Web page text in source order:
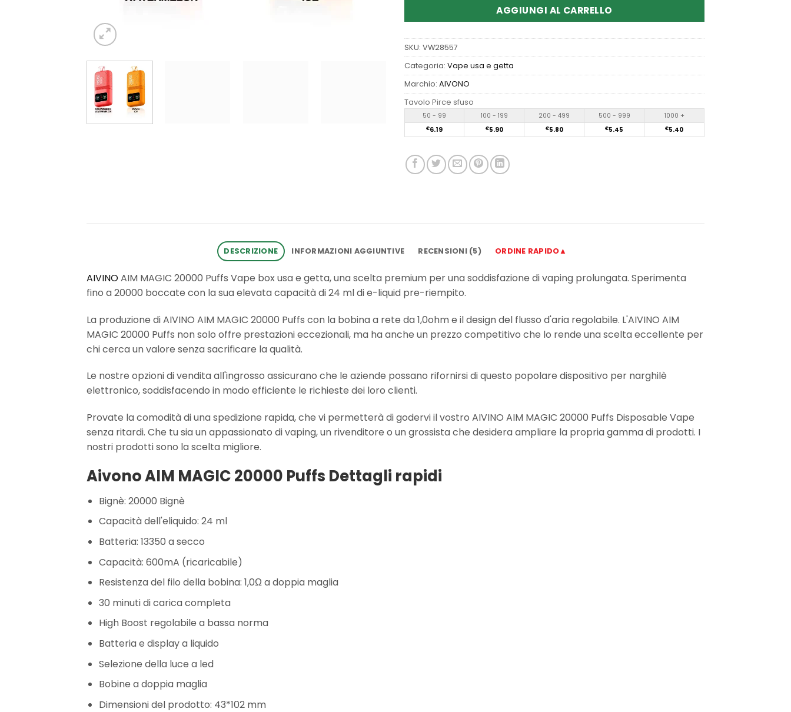
AGGIUNGI AL CARRELLO
SKU: VW28557
Categoria: Vape usa e getta
Marchio: AIVONO
Tavolo Pirce sfuso
50 - 99 100 - 199 200 - 499 500 - 999 1000 +
€6.19 €5.90 €5.80 €5.45 €5.40
DESCRIZIONE INFORMAZIONI AGGIUNTIVE RECENSIONI (5) ORDINE RAPIDO▲
AIVINOAIM MAGIC 20000 Puffs Vape box usa e getta, una scelta premium per una soddisfazione di vaping prolungata. Sperimenta
fino a 20000 boccate con la sua elevata capacità di 24 ml di e-liquid pre-riempito.
La produzione di AIVINO AIM MAGIC 20000 Puffs con la bobina a rete da 1,0ohm e il design del flusso d'aria regolabile. L'AIVINO AIM
MAGIC 20000 Puffs non solo offre prestazioni eccezionali, ma ha anche un prezzo competitivo che lo rende una scelta eccellente per
chi cerca un valore senza sacrificare la qualità.
Le nostre opzioni di vendita all'ingrosso assicurano che le aziende possano rifornirsi di questo popolare dispositivo per narghilè
elettronico, soddisfacendo in modo efficiente le richieste dei loro clienti.
Provate la comodità di una spedizione rapida, che vi permetterà di godervi il vostro AIVINO AIM MAGIC 20000 Puffs Disposable Vape
senza ritardi. Che tu sia un appassionato di vaping, un rivenditore o un grossista che desidera ampliare la propria gamma di prodotti. I
nostri prodotti sono la scelta migliore.
Aivono AIM MAGIC 20000 Puffs Dettagli rapidi
Bignè: 20000 Bignè
Capacità dell'eliquido: 24 ml
Batteria: 13350 a secco
Capacità: 600mA (ricaricabile)
Resistenza del filo della bobina: 1,0Ω a doppia maglia
30 minuti di carica completa
High Boost regolabile a bassa norma
Batteria e display a liquido
Selezione della luce a led
Bobine a doppia maglia
Dimensioni del prodotto: 43*102 mm